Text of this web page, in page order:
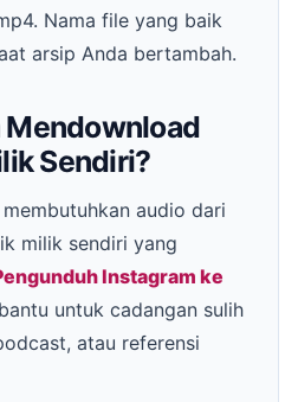
Nama file yang baik
arsip Anda bertambah.
Mendownload
Sendiri?
audio dari
milik sendiri yang
Instagram ke
untuk cadangan sulih
atau referensi